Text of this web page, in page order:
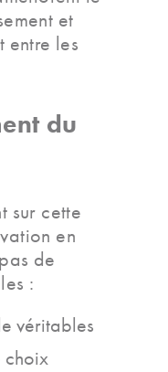
et
entre les
du
sur cette
en
de
:
véritables
choix